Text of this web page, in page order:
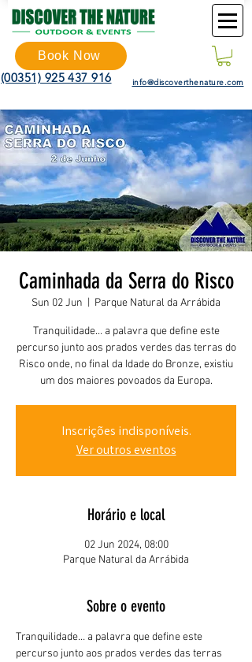
Book Now
(00351) 925 437 916 info@discoverthenature.com
Caminhada da Serra do Risco
Sun 02 Jun Parque Natural da Arrábida
Tranquilidade… a palavra que define este
percurso junto aos prados verdes das terras do
Risco onde, no final da Idade do Bronze, existiu
um dos maiores povoados da Europa.
Inscrições indisponíveis.
Ver outros eventos
Horário e local
02 Jun 2024, 08:00
Parque Natural da Arrábida
Sobre o evento
Tranquilidade… a palavra que define este
percurso junto aos prados verdes das terras